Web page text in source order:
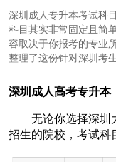
深圳成人专升本考试科
科目其实非常固定且简
容取决于你报考的专业
整理了这份针对深圳考
深圳成人高考专升本
无论你选择深圳
招生的院校，考试科